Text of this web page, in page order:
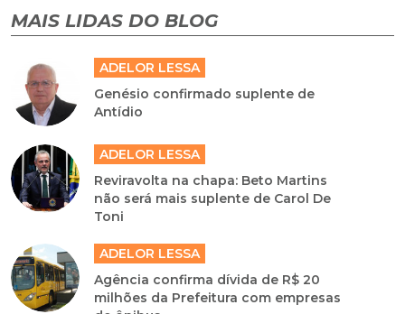
MAIS LIDAS DO BLOG
ADELOR LESSA
Genésio confirmado suplente de
Antídio
ADELOR LESSA
Reviravolta na chapa: Beto Martins
não será mais suplente de Carol De
Toni
ADELOR LESSA
Agência confirma dívida de R$ 20
milhões da Prefeitura com empresas